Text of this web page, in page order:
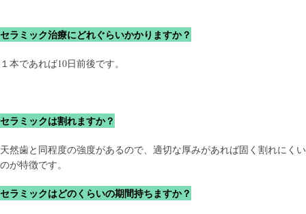
セラミック治療にどれぐらいかかりますか？
１本であれば10日前後です。
セラミックは割れますか？
天然歯と同程度の強度があるので、適切な厚みがあれば固く割れにくい
のが特徴です。
セラミックはどのくらいの期間持ちますか？